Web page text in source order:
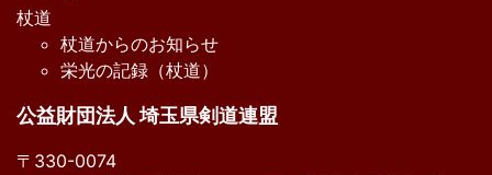
杖道
杖道からのお知らせ
栄光の記録（杖道）
公益財団法人 埼玉県剣道連盟
〒330-0074